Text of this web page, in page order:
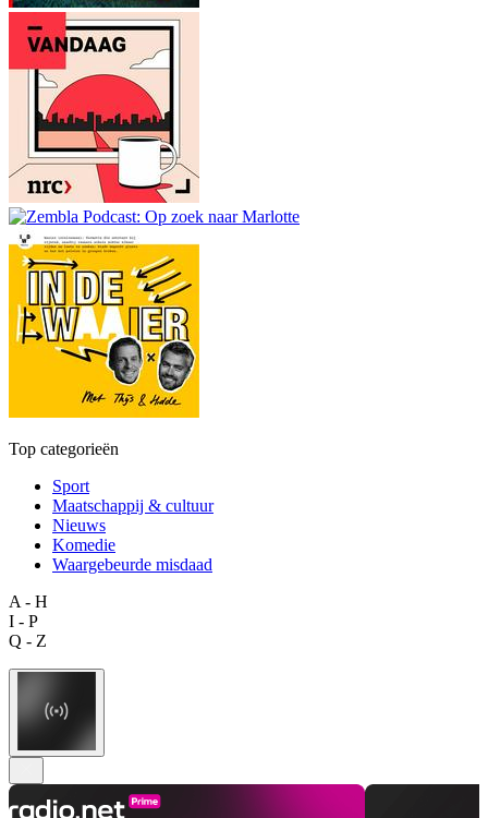
Top categorieën
Sport
Maatschappij & cultuur
Nieuws
Komedie
Waargebeurde misdaad
A - H
I - P
Q - Z